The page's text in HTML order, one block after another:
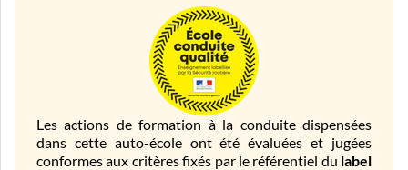
Les actions de formation à la conduite dispensées
dans cette auto-école ont été évaluées et jugées
conformes aux critères fixés par le référentiel du label